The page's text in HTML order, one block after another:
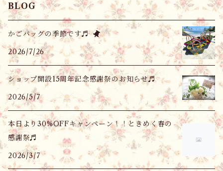
BLOG
かごバッグの季節です♬
2026/7/26
ショップ開設15周年記念感謝祭のお知らせ♬
2026/5/7
本日より30%OFFキャンペーン！！ときめく春の
感謝祭♬
2026/3/7